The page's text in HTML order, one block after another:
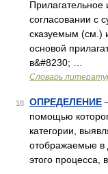
Прилагательное
согласовании с
сказуемым (см.)
основой
в&#8230; …
Словарь
18 ОПРЕДЕЛЕНИЕ
помощью
категории,
отображаемые в
этого